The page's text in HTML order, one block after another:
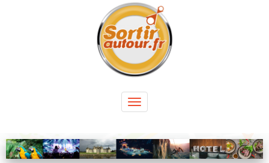
Toggle
navigation
Panneau de gestion des cookies